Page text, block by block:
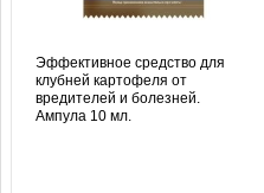
Эффективное средство для
клубней картофеля от
вредителей и болезней.
Ампула 10 мл.